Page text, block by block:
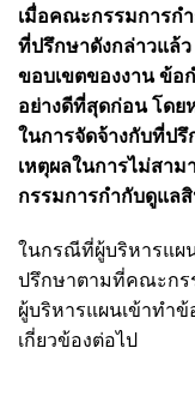
เมื่อคณะกรรมการก
ที่ปรึกษาดังกล่าวแล้
ขอบเขตของงาน ข้อ
อย่างดีที่สุดก่อน โดย
ในการจัดจ้างกับที่ปรึ
เหตุผลในการไม่สา
กรรมการกำกับดูแล
ในกรณีที่ผู้บริหารแผ
ปรึกษาตามที่คณะกร
ผู้บริหารแผนเข้าทำ
เกี่ยวข้องต่อไป